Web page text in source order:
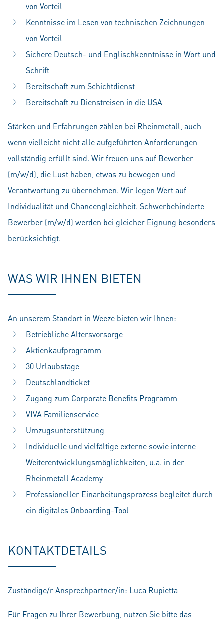
von Vorteil
Kenntnisse im Lesen von technischen Zeichnungen
von Vorteil
Sichere Deutsch- und Englischkenntnisse in Wort und
Schrift
Bereitschaft zum Schichtdienst
Bereitschaft zu Dienstreisen in die USA
Stärken und Erfahrungen zählen bei Rheinmetall, auch
wenn vielleicht nicht alle aufgeführten Anforderungen
vollständig erfüllt sind. Wir freuen uns auf Bewerber
(m/w/d), die Lust haben, etwas zu bewegen und
Verantwortung zu übernehmen. Wir legen Wert auf
Individualität und Chancengleichheit. Schwerbehinderte
Bewerber (m/w/d) werden bei gleicher Eignung besonders
berücksichtigt.
WAS WIR IHNEN BIETEN
An unserem Standort in Weeze bieten wir Ihnen:
Betriebliche Altersvorsorge
Aktienkaufprogramm
30 Urlaubstage
Deutschlandticket
Zugang zum Corporate Benefits Programm
VIVA Familienservice
Umzugsunterstützung
Individuelle und vielfältige externe sowie interne
Weiterentwicklungsmöglichkeiten, u.a. in der
Rheinmetall Academy
Professioneller Einarbeitungsprozess begleitet durch
ein digitales Onboarding-Tool
KONTAKTDETAILS
Zuständige/r Ansprechpartner/in: Luca Rupietta
Für Fragen zu Ihrer Bewerbung, nutzen Sie bitte das